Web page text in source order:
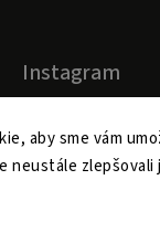
aby sme vám
neustále
Instagram
Copyright